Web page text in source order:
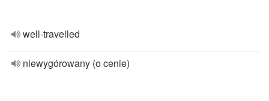
well-travelled
niewygórowany (o cenie)